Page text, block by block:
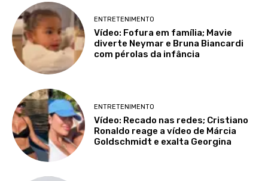
ENTRETENIMENTO
Vídeo: Fofura em família; Mavie
diverte Neymar e Bruna Biancardi
com pérolas da infância
ENTRETENIMENTO
Vídeo: Recado nas redes; Cristiano
Ronaldo reage a vídeo de Márcia
Goldschmidt e exalta Georgina